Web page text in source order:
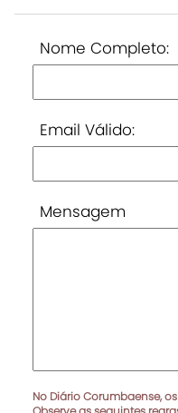
Nome Completo:
Email Válido:
Mensagem
No Diário Corumbaense,